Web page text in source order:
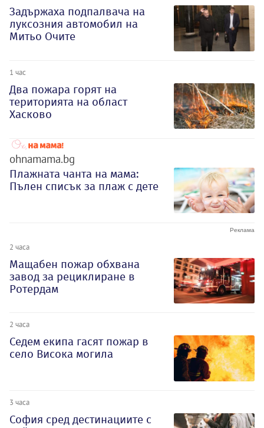
Задържаха подпалвача на
луксозния автомобил на
Митьо Очите
1 час
Два пожара горят на
територията на област
Хасково
ohnamama.bg
Плажната чанта на мама:
Пълен списък за плаж с дете
2 часа
Мащабен пожар обхвана
завод за рециклиране в
Ротердам
2 часа
Седем екипа гасят пожар в
село Висока могила
3 часа
София сред дестинациите с